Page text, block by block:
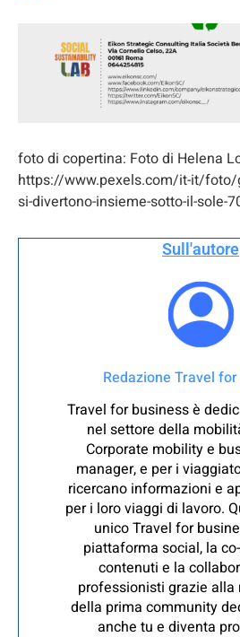
foto di copertina: Foto di Helena
https://www.pexels.com/it-it/foto/
si-divertono-insieme-sotto-il-sole-
Sull'autore
Redazione Travel
Travel for business è
nel settore della
Corporate mobility e
manager, e per i
ricercano informazioni e
per i loro viaggi di lavoro.
unico Travel for
piattaforma social, la
contenuti e la
professionisti grazie alla
della prima community
anche tu e diventa